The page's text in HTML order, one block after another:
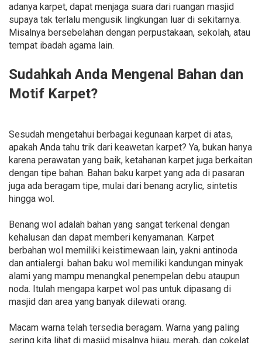
adanya karpet, dapat menjaga suara dari ruangan masjid
supaya tak terlalu mengusik lingkungan luar di sekitarnya.
Misalnya bersebelahan dengan perpustakaan, sekolah, atau
tempat ibadah agama lain.
Sudahkah Anda Mengenal Bahan dan
Motif Karpet?
Sesudah mengetahui berbagai kegunaan karpet di atas,
apakah Anda tahu trik dari keawetan karpet? Ya, bukan hanya
karena perawatan yang baik, ketahanan karpet juga berkaitan
dengan tipe bahan. Bahan baku karpet yang ada di pasaran
juga ada beragam tipe, mulai dari benang acrylic, sintetis
hingga wol.
Benang wol adalah bahan yang sangat terkenal dengan
kehalusan dan dapat memberi kenyamanan. Karpet
berbahan wol memiliki keistimewaan lain, yakni antinoda
dan antialergi. bahan baku wol memiliki kandungan minyak
alami yang mampu menangkal penempelan debu ataupun
noda. Itulah mengapa karpet wol pas untuk dipasang di
masjid dan area yang banyak dilewati orang.
Macam warna telah tersedia beragam. Warna yang paling
sering kita lihat di masjid misalnya hijau, merah, dan cokelat.